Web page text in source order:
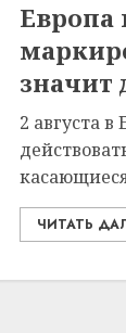
Европа
значит
2 августа
ЧИТАТЬ